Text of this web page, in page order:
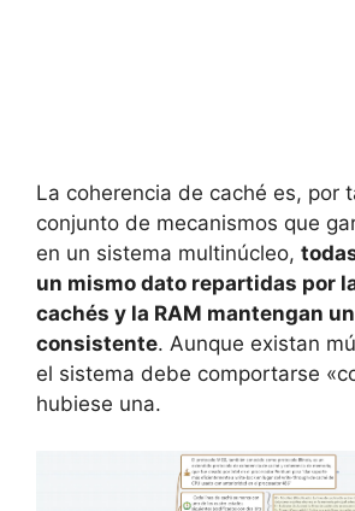
La coherencia de caché es, por
conjunto de mecanismos que
en un sistema multinúcleo,
un mismo dato repartidas por
cachés y la RAM mantengan
consistente. Aunque existan
el sistema debe comportarse
hubiese una.